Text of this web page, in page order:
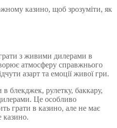
казино, щоб зрозуміти, як
з живими дилерами в
атмосферу справжнього
азарт та емоції живої гри.
блекджек, рулетку, баккару,
Це особливо
грати в казино, але не має
казино.